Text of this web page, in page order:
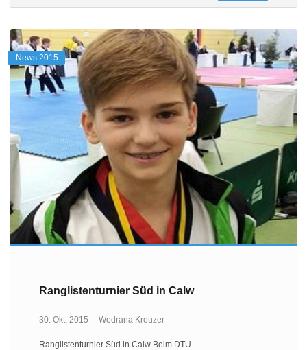
News 2015
Ranglistenturnier Süd in Calw
30. Okt, 2015 Wedrana Kreuzer
Ranglistenturnier Süd in Calw Beim DTU-